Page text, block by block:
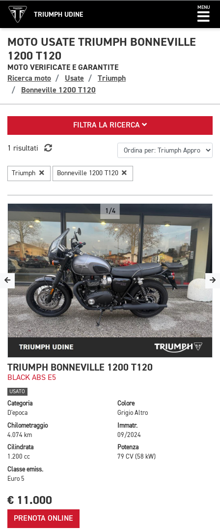
TRIUMPH UDINE
MENU
MOTO USATE TRIUMPH BONNEVILLE
1200 T120
MOTO VERIFICATE E GARANTITE
Ricerca moto
Usate
Triumph
Bonneville 1200 T120
FILTRA LA RICERCA
1 risultati
Triumph Bonneville 1200 T120
1/4
TRIUMPH BONNEVILLE 1200 T120
BLACK ABS E5
USATO
Categoria
D'epoca
Colore
Grigio Altro
Chilometraggio
4.074 km
Immatr.
09/2024
Cilindrata
1.200 cc
Potenza
79 CV (58 kW)
Classe emiss.
Euro 5
€ 11.000
PRENOTA ONLINE